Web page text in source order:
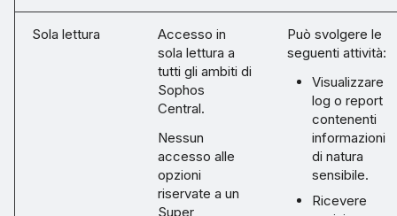
Sola lettura
Accesso in
sola lettura a
tutti gli ambiti di
Sophos
Central.
Nessun
accesso alle
opzioni
riservate a un
Super
Può svolgere le
seguenti attività:
Visualizzare
log o report
contenenti
informazioni
di natura
sensibile.
Ricevere